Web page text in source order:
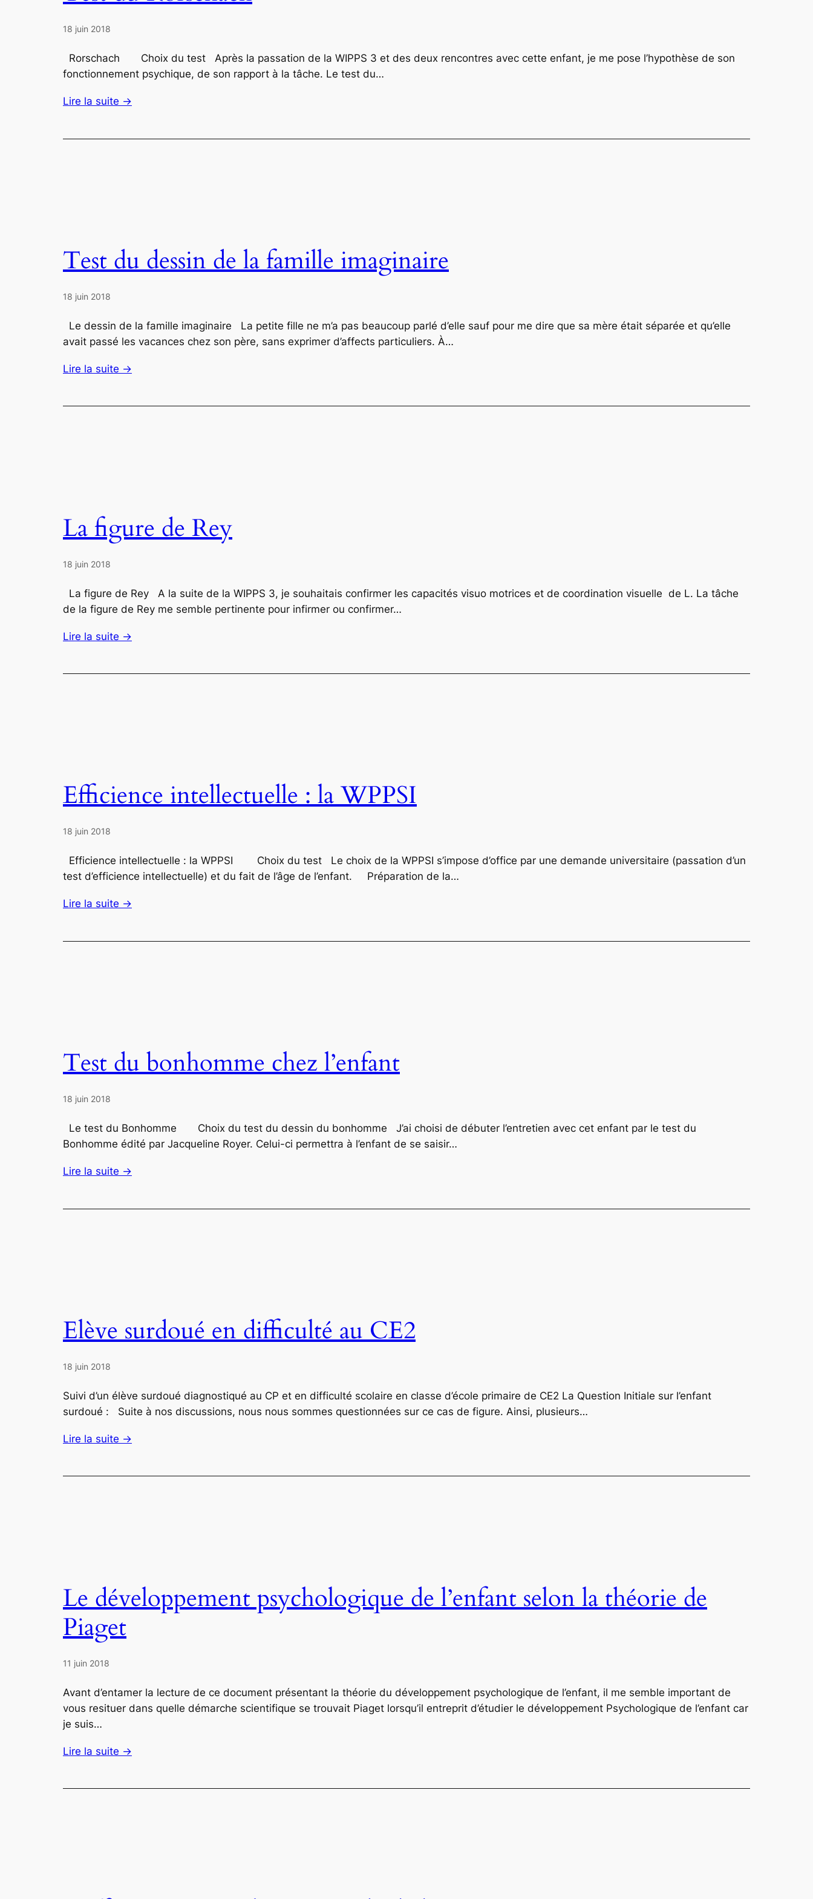
18 juin 2018
Rorschach Choix du test Après la passation de la WIPPS 3 et des deux rencontres avec cette enfant, je me pose l’hypothèse de son
fonctionnement psychique, de son rapport à la tâche. Le test du…
Lire la suite →
Test du dessin de la famille imaginaire
18 juin 2018
Le dessin de la famille imaginaire La petite fille ne m’a pas beaucoup parlé d’elle sauf pour me dire que sa mère était séparée et qu’elle
avait passé les vacances chez son père, sans exprimer d’affects particuliers. À…
Lire la suite →
La figure de Rey
18 juin 2018
La figure de Rey A la suite de la WIPPS 3, je souhaitais confirmer les capacités visuo motrices et de coordination visuelle de L. La tâche
de la figure de Rey me semble pertinente pour infirmer ou confirmer…
Lire la suite →
Efficience intellectuelle : la WPPSI
18 juin 2018
Efficience intellectuelle : la WPPSI Choix du test Le choix de la WPPSI s’impose d’office par une demande universitaire (passation d’un
test d’efficience intellectuelle) et du fait de l’âge de l’enfant. Préparation de la…
Lire la suite →
Test du bonhomme chez l’enfant
18 juin 2018
Le test du Bonhomme Choix du test du dessin du bonhomme J’ai choisi de débuter l’entretien avec cet enfant par le test du
Bonhomme édité par Jacqueline Royer. Celui-ci permettra à l’enfant de se saisir…
Lire la suite →
Elève surdoué en difficulté au CE2
18 juin 2018
Suivi d’un élève surdoué diagnostiqué au CP et en difficulté scolaire en classe d’école primaire de CE2 La Question Initiale sur l’enfant
surdoué : Suite à nos discussions, nous nous sommes questionnées sur ce cas de figure. Ainsi, plusieurs…
Lire la suite →
Le développement psychologique de l’enfant selon la théorie de
Piaget
11 juin 2018
Avant d’entamer la lecture de ce document présentant la théorie du développement psychologique de l’enfant, il me semble important de
vous resituer dans quelle démarche scientifique se trouvait Piaget lorsqu’il entreprit d’étudier le développement Psychologique de l’enfant car
je suis…
Lire la suite →